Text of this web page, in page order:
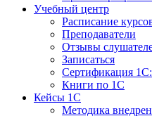
Учебный центр
Расписание
Преподаватели
Отзывы
Записаться
Сертификация
Книги по 1С
Кейсы 1С
Методика